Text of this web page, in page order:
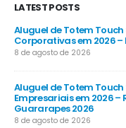
LATEST POSTS
Aluguel de Totem
Corporativas em 2026
8 de agosto de 2026
Aluguel de Totem
Empresariais em 2026
Guararapes 2026
8 de agosto de 2026